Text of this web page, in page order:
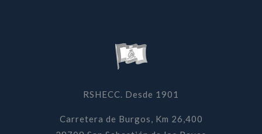
RSHECC. Desde 1901
Carretera de Burgos, Km 26,400